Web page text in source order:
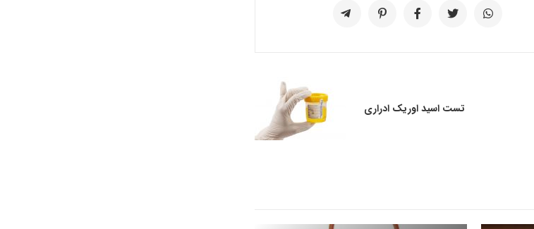
تست اسید اوریک ادراری